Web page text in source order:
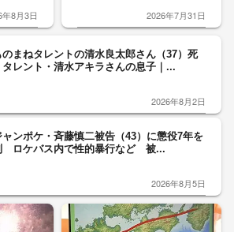
8月3日 2026年7月31日
のまねタレントの清水良太郎さん（37）死
レント・清水アキラさんの息子｜...
2026年8月2日
ャンポケ・斉藤慎二被告（43）に懲役7年を
ロケバス内で性的暴行など 被...
2026年8月5日